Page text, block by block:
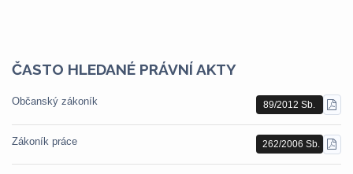
ČASTO HLEDANÉ PRÁVNÍ AKTY
Občanský zákoník 89/2012 Sb.
PDF
Zákoník práce 262/2006 Sb.
PDF